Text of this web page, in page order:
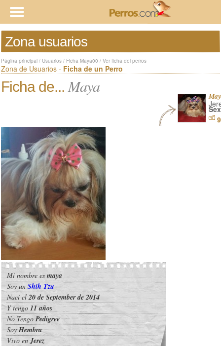
Zona usuarios
Página principal / Usuarios / Ficha Maya00 / Ver ficha del perros
Zona de Usuarios - Ficha de un Perro
Ficha de... Maya
Mi nombre es maya
Soy un Shih Tzu
Nací el20 de September de 2014
Y tengo 11 años
No TengoPedigree
SoyHembra
Vivo enJerez